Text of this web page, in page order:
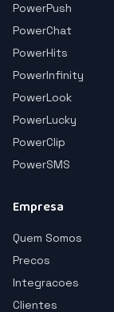
PowerPush
PowerChat
PowerHits
PowerInfinity
PowerLook
PowerLucky
PowerClip
PowerSMS
Empresa
Quem Somos
Precos
Integracoes
Clientes